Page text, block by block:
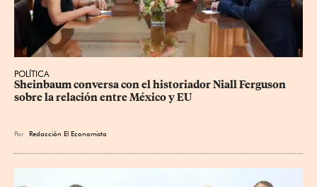
POLÍTICA
Sheinbaum conversa con el historiador Niall Ferguson
sobre la relación entre México y EU
Por Redacción El Economista